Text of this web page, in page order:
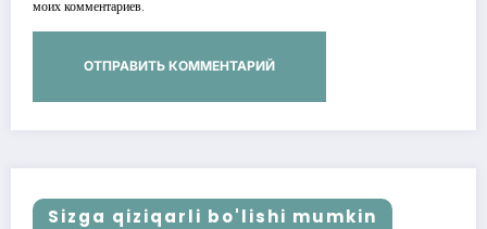
моих комментариев.
Sizga qiziqarli bo'lishi mumkin